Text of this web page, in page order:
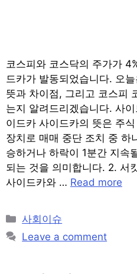
코스피와 코스닥의 주가가
드카가 발동되었습니다. 오
뜻과 차이점, 그리고 코스피
는지 알려드리겠습니다. 사
이드카 사이드카의 뜻은 주
장치로 매매 중단 조치 중 하
승하거나 하락이 1분간 지속
되는 것을 의미합니다. 2. 서
사이드카와 … Read more
Categories
사회이슈
Leave a comment